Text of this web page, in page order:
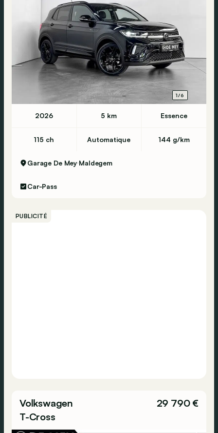
1/6
2026 5 km Essence
115 ch Automatique 144 g/km
Garage De Mey Maldegem
Car-Pass
PUBLICITÉ
Volkswagen
T-Cross
29 790 €